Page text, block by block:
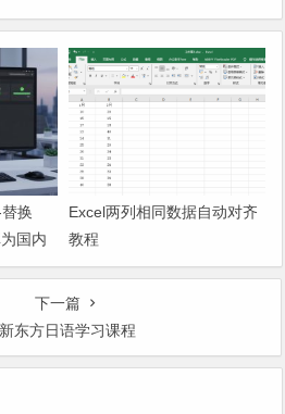
换
国内
Excel两列相同数据自动对齐
教程
下一篇
新东方日语学习课程